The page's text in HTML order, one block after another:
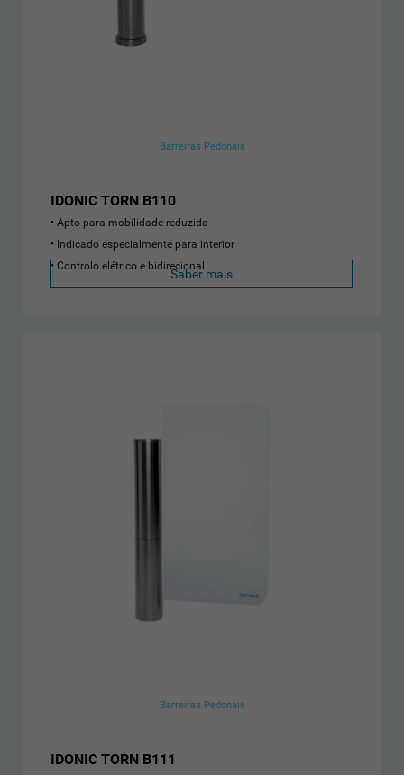
Barreiras Pedonais
IDONIC TORN B110
Apto para mobilidade reduzida
Indicado especialmente para interior
Controlo elétrico e bidirecional
Saber mais
Barreiras Pedonais
IDONIC TORN B111